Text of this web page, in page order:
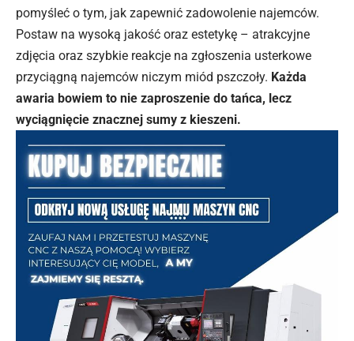
pomyśleć o tym, jak zapewnić zadowolenie najemców.
Postaw na wysoką jakość oraz estetykę – atrakcyjne
zdjęcia oraz szybkie reakcje na zgłoszenia usterkowe
przyciągną najemców niczym miód pszczoły. Każda
awaria bowiem to nie zaproszenie do tańca, lecz
wyciągnięcie znacznej sumy z kieszeni.